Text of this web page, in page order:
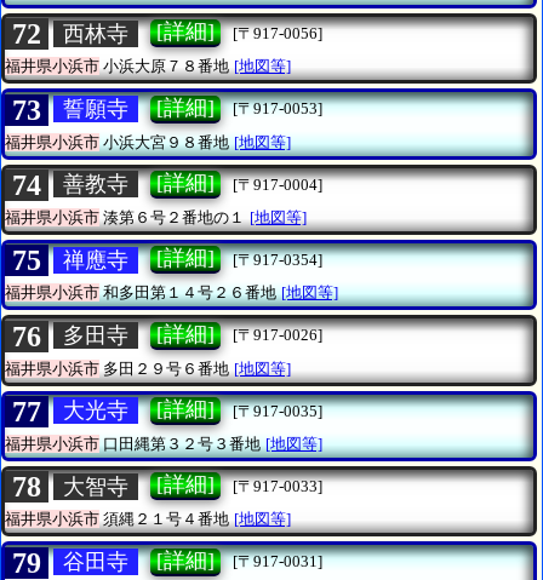
72 西林寺 [詳細]
[〒917-0056]
福井県小浜市小浜大原７８番地 [地図等]
73 誓願寺 [詳細]
[〒917-0053]
福井県小浜市小浜大宮９８番地 [地図等]
74 善教寺 [詳細]
[〒917-0004]
福井県小浜市 湊第６号２番地の１ [地図等]
75 禅應寺 [詳細]
[〒917-0354]
福井県小浜市和多田第１４号２６番地 [地図等]
76 多田寺 [詳細]
[〒917-0026]
福井県小浜市 多田２９号６番地 [地図等]
77 大光寺 [詳細]
[〒917-0035]
福井県小浜市口田縄第３２号３番地 [地図等]
78 大智寺 [詳細]
[〒917-0033]
福井県小浜市須縄２１号４番地 [地図等]
79 谷田寺 [詳細]
[〒917-0031]